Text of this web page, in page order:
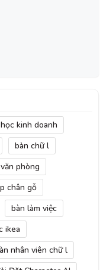
kinh doanh
bàn chữ l
phòng
chân gỗ
bàn làm việc
ikea
nhân viên chữ l